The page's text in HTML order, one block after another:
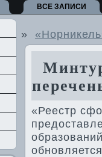
ВСЕ ЗАПИСИ
»
«Реестр